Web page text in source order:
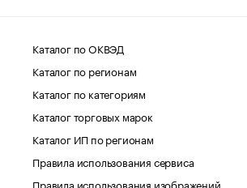
Каталог по ОКВЭД
Каталог по регионам
Каталог по категориям
Каталог торговых марок
Каталог ИП по регионам
Правила использования сервиса
Правила использования изображений